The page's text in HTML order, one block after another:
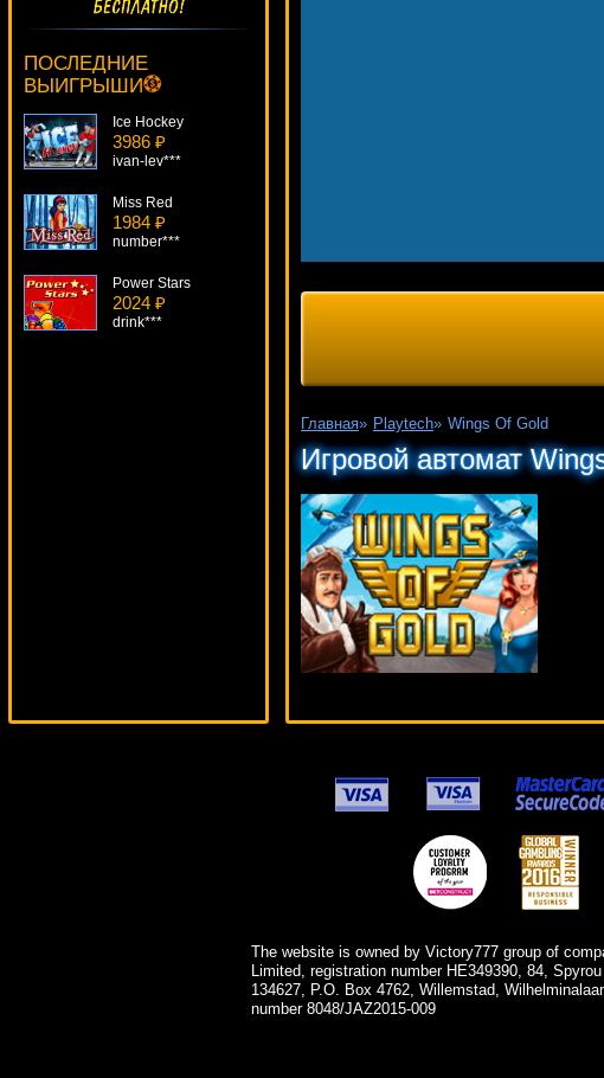
Главная» Playtech» Wings Of Gold
Игровой автомат
ПОСЛЕДНИЕ
ВЫИГРЫШИ
1496 ₽
lucky***
Ice Hockey
3986 ₽
ivan-lev***
Miss Red
1984 ₽
number***
Power Stars
2024 ₽
drink***
The website is owned by Victory777 group of
Limited, registration number HE349390, 84,
134627, P.O. Box 4762, Willemstad,
number 8048/JAZ2015-009